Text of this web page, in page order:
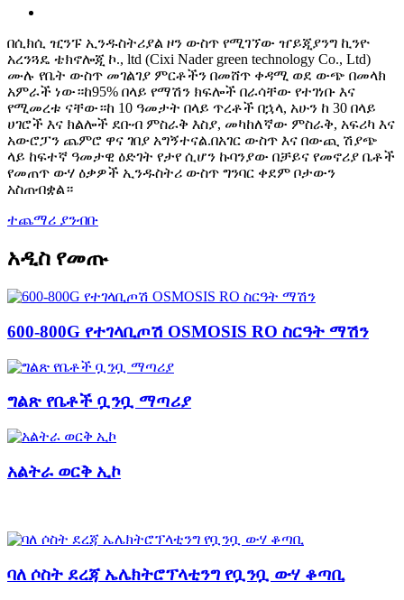
በሲክሲ ዢንፑ ኢንዱስትሪያል ዞን ውስጥ የሚገኘው ዠይጂያንግ ኪንዮ
አረንጓዴ ቴክኖሎጂ ኮ., ltd (Cixi Nader green technology Co., Ltd)
ሙሉ የቤት ውስጥ መገልገያ ምርቶችን በመሸጥ ቀዳሚ ወደ ውጭ በመላክ
አምራች ነው።ከ95% በላይ የማሽን ክፍሎች በራሳቸው የተገነቡ እና
የሚመረቱ ናቸው።ከ 10 ዓመታት በላይ ጥረቶች በኋላ, አሁን ከ 30 በላይ
ሀገሮች እና ክልሎች ደቡብ ምስራቅ እስያ, መካከለኛው ምስራቅ, አፍሪካ እና
አውሮፓን ጨምሮ ዋና ገበያ አግኝተናል.በአገር ውስጥ እና በውጪ ሽያጭ
ላይ ከፍተኛ ዓመታዊ ዕድገት የታየ ሲሆን ኩባንያው በቻይና የመኖሪያ ቤቶች
የመጠጥ ውሃ ዕቃዎች ኢንዱስትሪ ውስጥ ግንባር ቀደም ቦታውን
አስጠብቋል።
ተጨማሪ ያንብቡ
አዲስ የመጡ
600-800G የተገላቢጦሽ OSMOSIS RO ስርዓት ማሽን
ግልጽ የቤቶች ቧንቧ ማጣሪያ
አልትራ ወርቅ ኢኮ
ባለ ሶስት ደረጃ ኤሌክትሮፕላቲንግ የቧንቧ ውሃ ቆጣቢ